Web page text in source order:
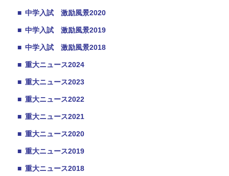
■ 中学入試 激励風景2020
■ 中学入試 激励風景2019
■ 中学入試 激励風景2018
■ 重大ニュース2024
■ 重大ニュース2023
■ 重大ニュース2022
■ 重大ニュース2021
■ 重大ニュース2020
■ 重大ニュース2019
■ 重大ニュース2018